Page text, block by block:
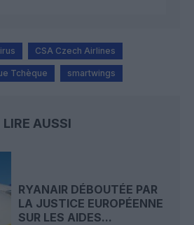
CSA Czech Airlines
Tchèque smartwings
LIRE AUSSI
RYANAIR DÉBOUTÉE PAR
LA JUSTICE EUROPÉENNE
SUR LES AIDES...